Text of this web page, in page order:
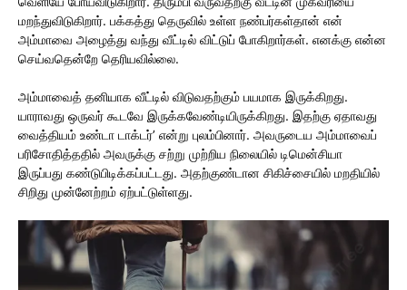
மறந்துவிடுகிறார். பக்கத்து தெருவில் உள்ள நண்பர்கள்தான் என்
அம்மாவை அழைத்து வந்து வீட்டில் விட்டுப் போகிறார்கள். எனக்கு என்ன
செய்வதென்றே தெரியவில்லை.
அம்மாவைத் தனியாக வீட்டில் விடுவதற்கும் பயமாக இருக்கிறது.
யாராவது ஒருவர் கூடவே இருக்கவேண்டியிருக்கிறது. இதற்கு ஏதாவது
வைத்தியம் உண்டா டாக்டர்’ என்று புலம்பினார். அவருடைய அம்மாவைப்
பரிசோதித்ததில் அவருக்கு சற்று முற்றிய நிலையில் டிமென்சியா
இருப்பது கண்டுபிடிக்கப்பட்டது. அதற்குண்டான சிகிச்சையில் மறதியில்
சிறிது முன்னேற்றம் ஏற்பட்டுள்ளது.